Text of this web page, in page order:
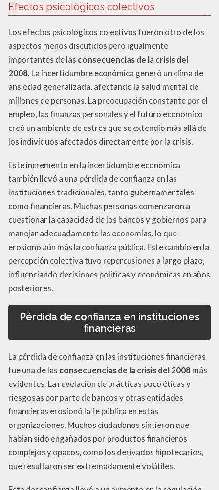
Efectos psicológicos colectivos
Los efectos psicológicos colectivos fueron otro de los
aspectos menos discutidos pero igualmente
importantes de las consecuencias de la crisis del
2008. La incertidumbre económica generó un clima de
ansiedad generalizada, afectando la salud mental de
millones de personas. La preocupación constante por el
empleo, las finanzas personales y el futuro económico
creó un ambiente de estrés que se extendió más allá de
los individuos afectados directamente por la crisis.
Este incremento en la incertidumbre económica
también llevó a una pérdida de confianza en las
instituciones tradicionales, tanto gubernamentales
como financieras. Muchas personas comenzaron a
cuestionar la capacidad de los bancos y gobiernos para
manejar adecuadamente las economías, lo que
erosionó aún más la confianza pública. Este cambio en la
percepción colectiva tuvo repercusiones a largo plazo,
influenciando decisiones políticas y económicas en años
posteriores.
Pérdida de confianza en instituciones
financieras
La pérdida de confianza en las instituciones financieras
fue una de las consecuencias de la crisis del 2008más
evidentes. La revelación de prácticas poco éticas y
riesgosas por parte de bancos y otras entidades
financieras erosionó la fe pública en estas
organizaciones. Muchos ciudadanos sintieron que
habían sido engañados por productos financieros
complejos y opacos, como los derivados hipotecarios,
que resultaron ser extremadamente volátiles.